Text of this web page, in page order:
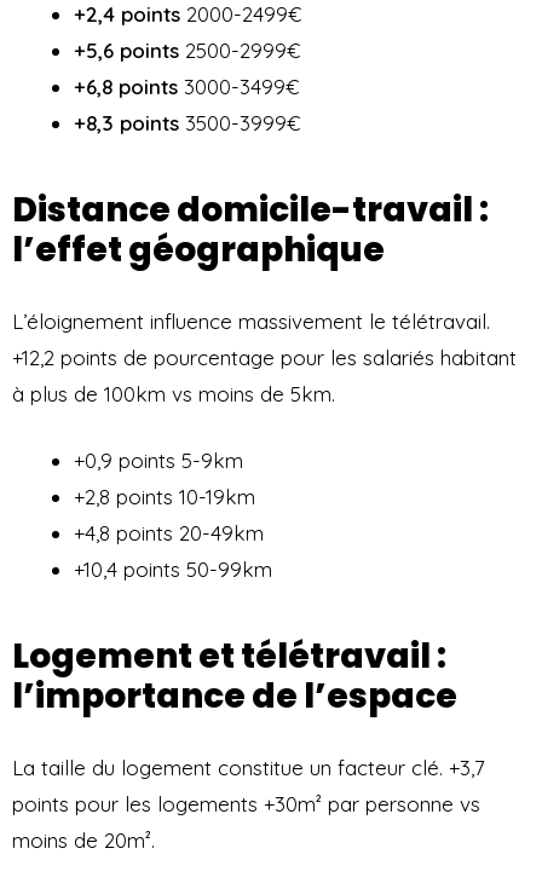
+2,4 points 2000-2499€
+5,6 points 2500-2999€
+6,8 points 3000-3499€
+8,3 points 3500-3999€
Distance domicile-travail :
l’effet géographique
L’éloignement influence massivement le télétravail.
+12,2 points de pourcentage pour les salariés habitant
à plus de 100km vs moins de 5km.
+0,9 points 5-9km
+2,8 points 10-19km
+4,8 points 20-49km
+10,4 points 50-99km
Logement et télétravail :
l’importance de l’espace
La taille du logement constitue un facteur clé. +3,7
points pour les logements +30m² par personne vs
moins de 20m².